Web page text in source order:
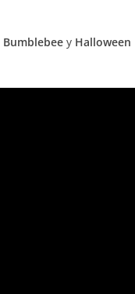
Bumblebee y Halloween